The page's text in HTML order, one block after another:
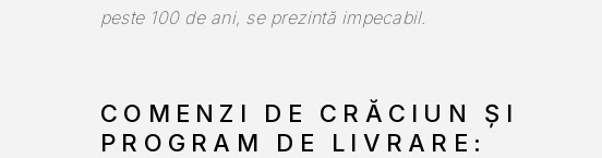
peste 100 de ani, se prezintă impecabil.
COMENZI DE CRĂCIUN ȘI
PROGRAM DE LIVRARE: